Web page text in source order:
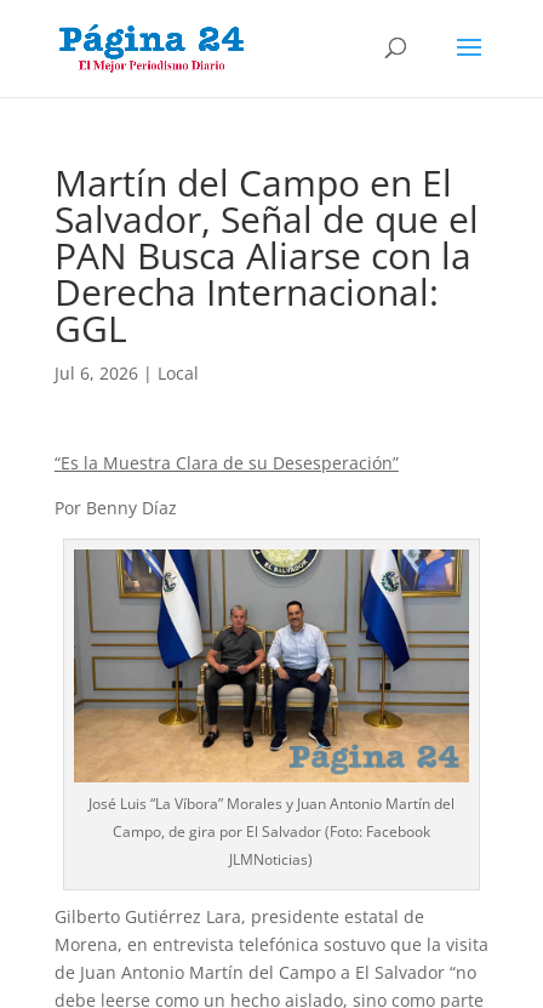
Martín del Campo en El
Salvador, Señal de que el
PAN Busca Aliarse con la
Derecha Internacional:
GGL
Jul 6, 2026| Local
“Es la Muestra Clara de su Desesperación”
Por Benny Díaz
José Luis “La Víbora” Morales y Juan Antonio Martín del
Campo, de gira por El Salvador (Foto: Facebook
JLMNoticias)
Gilberto Gutiérrez Lara, presidente estatal de
Morena, en entrevista telefónica sostuvo que la visita
de Juan Antonio Martín del Campo a El Salvador “no
debe leerse como un hecho aislado, sino como parte